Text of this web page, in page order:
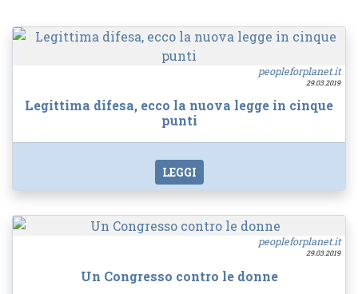
peopleforplanet.it
29.03.2019
Legittima difesa, ecco la nuova legge in cinque
punti
LEGGI
peopleforplanet.it
29.03.2019
Un Congresso contro le donne